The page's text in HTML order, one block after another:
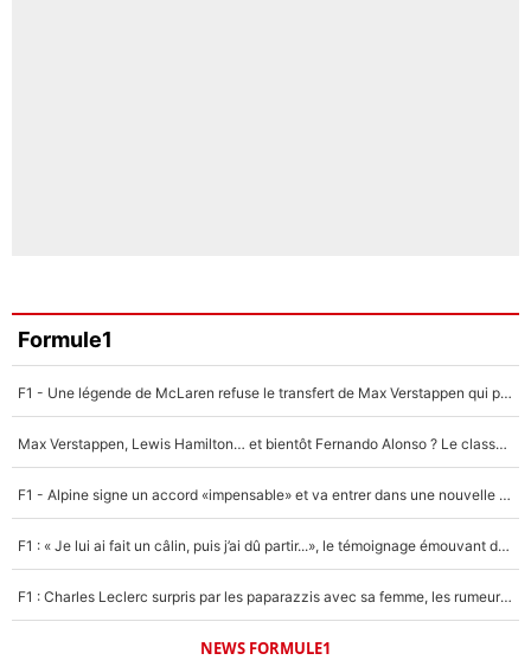
Formule1
F1 - Une légende de McLaren refuse le transfert de Max Verstappen qui pourrait «faire des vagues» et plomber l'ambiance dans l'équipe
Max Verstappen, Lewis Hamilton… et bientôt Fernando Alonso ? Le classement des pilotes les mieux payés en Formule 1 risque de changer !
F1 - Alpine signe un accord «impensable» et va entrer dans une nouvelle dimension : Grande nouvelle pour Pierre Gasly !
F1 : « Je lui ai fait un câlin, puis j’ai dû partir...», le témoignage émouvant de Max Verstappen sur sa fille
F1 : Charles Leclerc surpris par les paparazzis avec sa femme, les rumeurs étaient vraies !
NEWS FORMULE1